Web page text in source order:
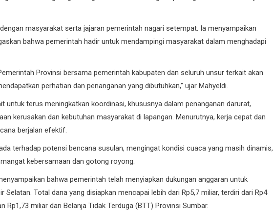
masyarakat serta jajaran pemerintah nagari setempat. Ia menyampaikan
bahwa pemerintah hadir untuk mendampingi masyarakat dalam menghadapi
Provinsi bersama pemerintah kabupaten dan seluruh unsur terkait akan
perhatian dan penanganan yang dibutuhkan,” ujar Mahyeldi.
untuk terus meningkatkan koordinasi, khususnya dalam penanganan darurat,
kerusakan dan kebutuhan masyarakat di lapangan. Menurutnya, kerja cepat dan
berjalan efektif.
terhadap potensi bencana susulan, mengingat kondisi cuaca yang masih dinamis,
kebersamaan dan gotong royong.
bahwa pemerintah telah menyiapkan dukungan anggaran untuk
Total dana yang disiapkan mencapai lebih dari Rp5,7 miliar, terdiri dari Rp4
Rp1,73 miliar dari Belanja Tidak Terduga (BTT) Provinsi Sumbar.
PDAM
Air Baku Sungai Paraku
06/08/2026